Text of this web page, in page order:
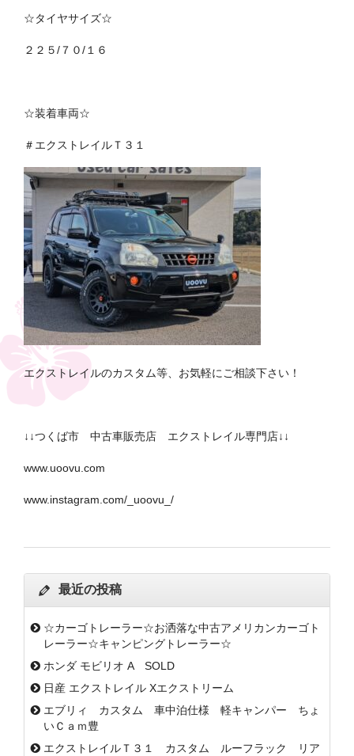
☆タイヤサイズ☆
２２５/７０/１６
☆装着車両☆
＃エクストレイルＴ３１
エクストレイルのカスタム等、お気軽にご相談下さい！
↓↓つくば市 中古車販売店 エクストレイル専門店↓↓
www.uoovu.com
www.instagram.com/_uoovu_/
最近の投稿
☆カーゴトレーラー☆お洒落な中古アメリカンカーゴト
レーラー☆キャンピングトレーラー☆
ホンダ モビリオ A SOLD
日産 エクストレイル Xエクストリーム
エブリィ カスタム 車中泊仕様 軽キャンパー ちょ
いＣａｍ豊
エクストレイルＴ３１ カスタム ルーフラック リア